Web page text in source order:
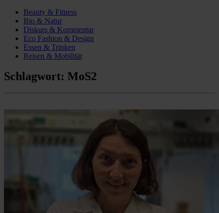
Beauty & Fitness
Bio & Natur
Diskurs & Kommentar
Eco Fashion & Design
Essen & Trinken
Reisen & Mobilität
Schlagwort: MoS2